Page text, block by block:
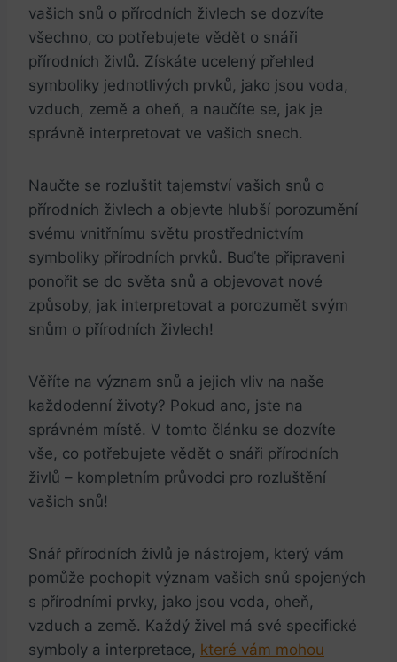
vašich snů o přírodních živlech se dozvíte
všechno, co potřebujete vědět o snáři
přírodních živlů. Získáte ucelený přehled
symboliky jednotlivých prvků, jako jsou voda,
vzduch, země a oheň, a naučíte se, jak je
správně interpretovat ve vašich snech.
Naučte se rozluštit tajemství vašich snů o
přírodních živlech a objevte hlubší porozumění
svému vnitřnímu světu prostřednictvím
symboliky přírodních prvků. Buďte připraveni
ponořit se do světa snů a objevovat nové
způsoby, jak interpretovat a porozumět svým
snům o přírodních živlech!
Věříte na význam snů a jejich vliv na naše
každodenní životy? Pokud ano, jste na
správném místě. V tomto článku se dozvíte
vše, co potřebujete vědět o snáři přírodních
živlů – kompletním průvodci pro rozluštění
vašich snů!
Snář přírodních živlů je nástrojem, který vám
pomůže pochopit význam vašich snů spojených
s přírodními prvky, jako jsou voda, oheň,
vzduch a země. Každý živel má své specifické
symboly a interpretace, které vám mohou